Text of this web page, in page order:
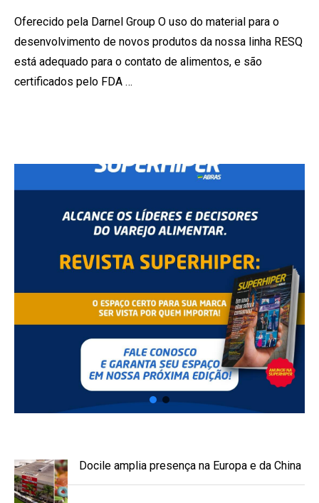
Oferecido pela Darnel Group O uso do material para o
desenvolvimento de novos produtos da nossa linha RESQ
está adequado para o contato de alimentos, e são
certificados pelo FDA …
Docile amplia presença na Europa e da China